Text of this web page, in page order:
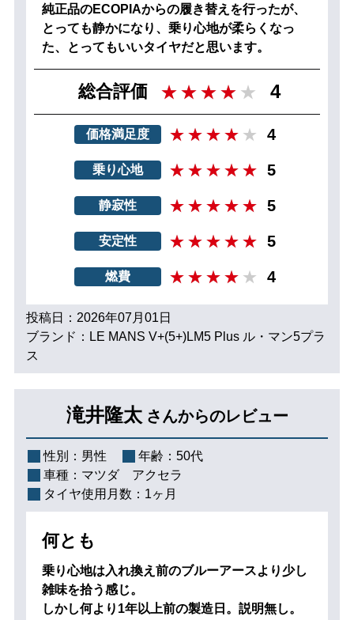
純正品のECOPIAからの履き替えを行ったが、
とっても静かになり、乗り心地が柔らくなっ
た、とってもいいタイヤだと思います。
総合評価 4
価格満足度 4
乗り心地 5
静寂性 5
安定性 5
燃費 4
投稿日：2026年07月01日
ブランド：LE MANS V+(5+)LM5 Plus ル・マン5プラ
ス
滝井隆太 さんからのレビュー
性別： 男性 年齢： 50代
車種： マツダ アクセラ
タイヤ使用月数： 1ヶ月
何とも
乗り心地は入れ換え前のブルーアースより少し
雑味を拾う感じ。
しかし何より1年以上前の製造日。説明無し。